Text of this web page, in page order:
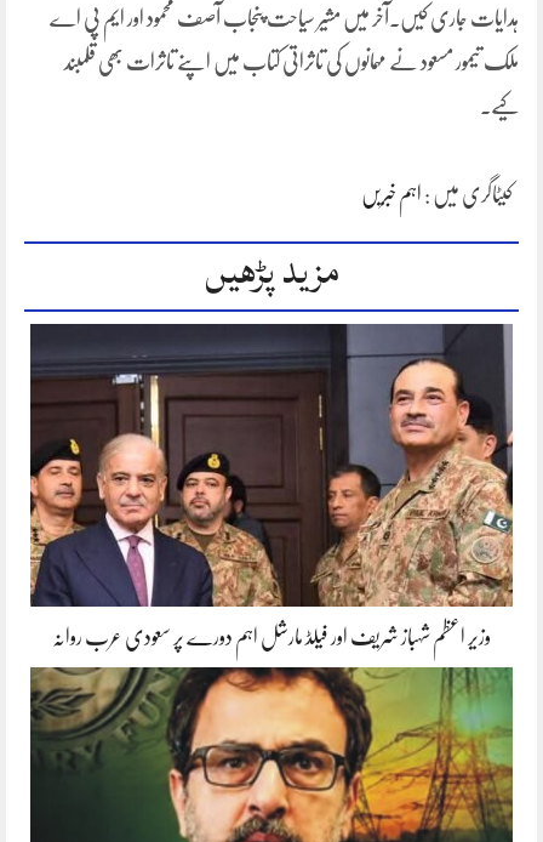
ہدایات جاری کیں۔آخر میں مشیر سیاحت پنجاب آصف محمود اور ایم پی اے
ملک تیمور مسعود نے مہمانوں کی تاثراتی کتاب میں اپنے تاثرات بھی قلمبند
کیے۔
کیٹاگری میں : اہم خبریں
مزید پڑھیں
وزیر اعظم شہباز شریف اور فیلڈ مارشل اہم دورے پر سعودی عرب روانہ